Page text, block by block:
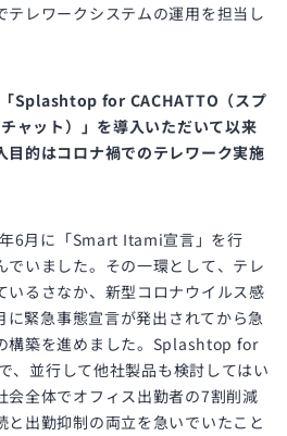
テレワークシステムの運用を担当し
Splashtop for CACHATTO（スプ
ャット）」を導入いただいて以来
目的はコロナ禍でのテレワーク実施
6月に「Smart Itami宣言」を行
でいました。その一環として、テレ
いるさなか、新型コロナウイルス感
緊急事態宣言が発出されてから急
構築を進めました。Splashtop for
、並行して他社製品も検討してはい
会全体でオフィス出勤者の7割削減
と出勤抑制の両立を急いでいたこと